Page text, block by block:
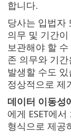
합니다.
당사는 입법자
의무 및 기간
보관해야 할
존 의무와 기
발생할 수도
정상적으로 제
데이터 이동성
에게 ESET에
형식으로 제공